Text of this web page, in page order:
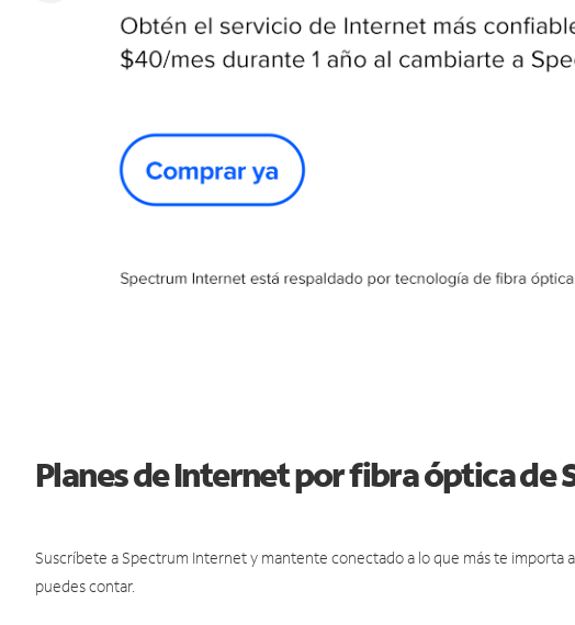
Planes de Internet por fibra óptica de
Suscríbete a Spectrum Internet y mantente conectado a lo que más te importa
puedes contar.